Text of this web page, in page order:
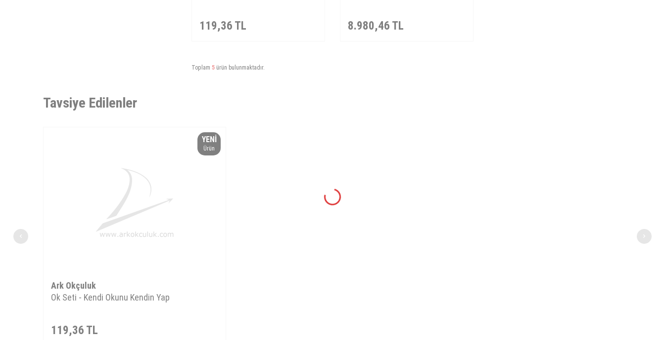
119,36 TL 8.980,46 TL
Toplam 5 ürün bulunmaktadır.
Tavsiye Edilenler
YENI
Ürün
Ark Okçuluk
Ok Seti - Kendi Okunu Kendin Yap
119,36 TL